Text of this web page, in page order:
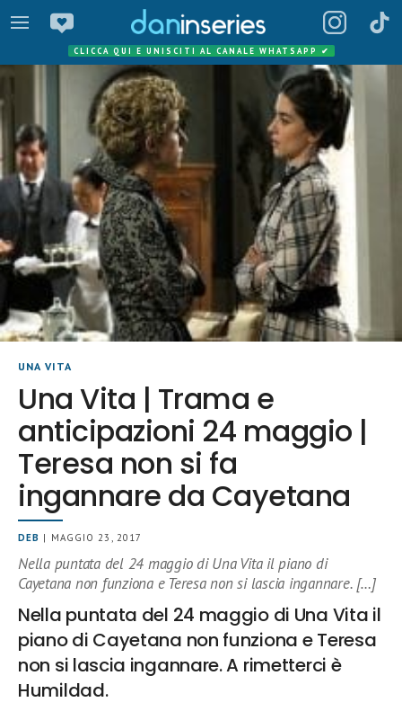
CLICCA QUI E UNISCITI AL CANALE WHATSAPP ✔
UNA VITA
Una Vita | Trama e
anticipazioni 24 maggio |
Teresa non si fa
ingannare da Cayetana
DEB | MAGGIO 23, 2017
Nella puntata del 24 maggio di Una Vita il piano di
Cayetana non funziona e Teresa non si lascia ingannare. […]
Nella puntata del 24 maggio di Una Vita il
piano di Cayetana non funziona e Teresa
non si lascia ingannare. A rimetterci è
Humildad.